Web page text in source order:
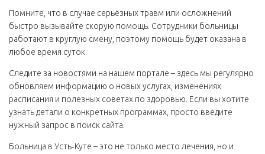
Помните, что в случае серьёзных травм или осложнений
быстро вызывайте скорую помощь. Сотрудники больницы
работают в круглую смену, поэтому помощь будет оказана в
любое время суток.
Следите за новостями на нашем портале – здесь мы регулярно
обновляем информацию о новых услугах, изменениях
расписания и полезных советах по здоровью. Если вы хотите
узнать детали о конкретных программах, просто введите
нужный запрос в поиск сайта.
Больница в Усть‑Куте – это не только место лечения, но и